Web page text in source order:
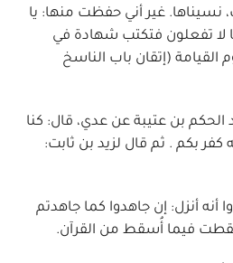
غير أني حفظت منها: يا
ما لا تفعلون فتكتب شهادة في
القيامة (إتقان باب الناسخ
بن عتيبة عن عدي، قال: كنا
كفر بكم . ثم قال لزيد بن ثابت:
أنه أنزل: إن جاهدوا كما جاهدتم
فيما أُسقط من القرآن.